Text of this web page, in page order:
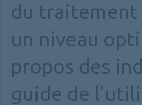
du traitement
un niveau
propos des
guide de